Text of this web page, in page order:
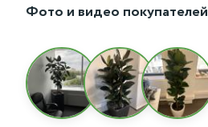
Фото и видео покупателей